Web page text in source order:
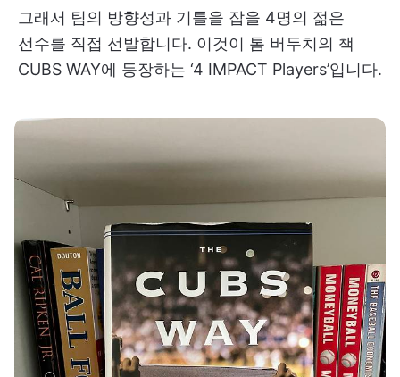
그래서 팀의 방향성과 기틀을 잡을 4명의 젊은
선수를 직접 선발합니다. 이것이 톰 버두치의 책
CUBS WAY에 등장하는 ‘4 IMPACT Players’입니다.